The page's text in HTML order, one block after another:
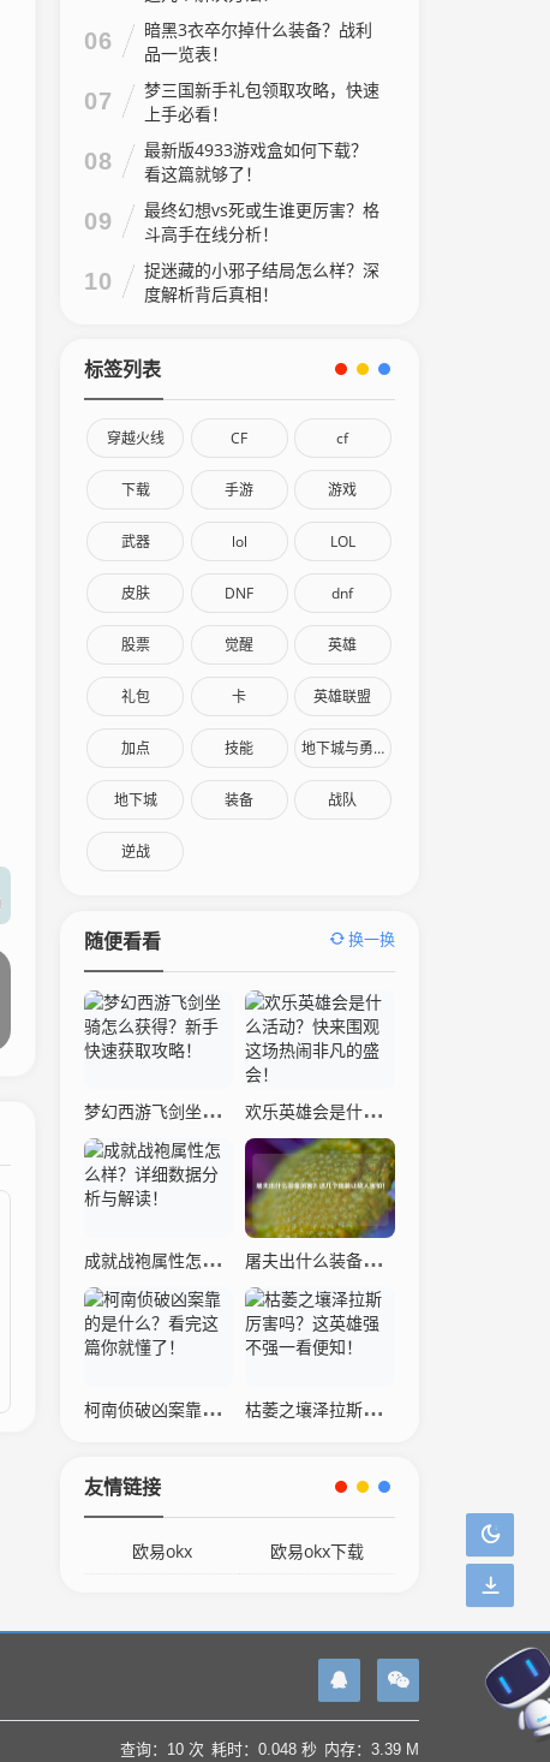
06
暗黑3衣卒尔掉什么装备？战利
品一览表！
07
梦三国新手礼包领取攻略，快速
上手必看！
08
最新版4933游戏盒如何下载？
看这篇就够了！
09
最终幻想vs死或生谁更厉害？格
斗高手在线分析！
10
捉迷藏的小邪子结局怎么样？深
度解析背后真相！
标签列表
穿越火线 CF cf
下载 手游 游戏
武器 lol LOL
皮肤 DNF dnf
股票 觉醒 英雄
礼包 卡 英雄联盟
加点 技能 地下城与勇士
地下城 装备 战队
逆战
随便看看 换一换
梦幻西游飞剑坐骑怎么获得？新手快速获取攻略！ 欢乐英雄会是什么活动？快来围观这场热闹非凡的盛会！
成就战袍属性怎么样？详细数据分析与解读！ 屠夫出什么装备厉害？这几个出装让敌人害怕！
柯南侦破凶案靠的是什么？看完这篇你就懂了！ 枯萎之壤泽拉斯厉害吗？这英雄强不强一看便知！
友情链接
欧易okx 欧易okx下载
查询：10 次 耗时：0.048 秒 内存：3.39 M